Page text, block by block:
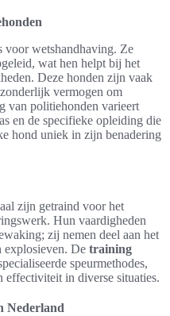
voor wetshandhaving. Ze
wat hen helpt bij het
Deze honden zijn vaak
vermogen om
van politiehonden varieert
en de specifieke opleiding die
hond uniek in zijn benadering
zijn getraind voor het
Hun vaardigheden
zij nemen deel aan het
explosieven. De training
speurmethodes,
effectiviteit in diverse situaties.
Nederland